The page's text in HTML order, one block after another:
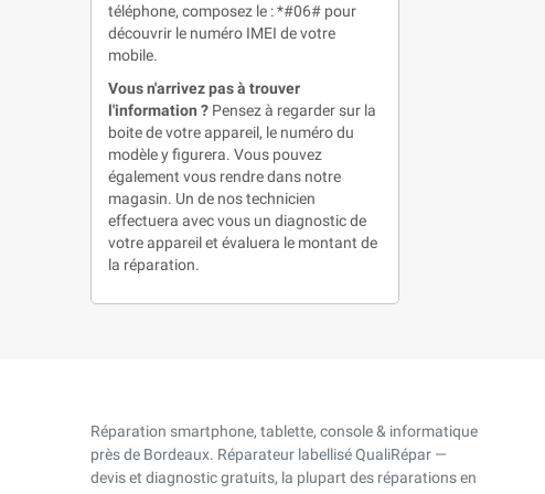
téléphone, composez le : *#06# pour
découvrir le numéro IMEI de votre
mobile.
Vous n'arrivez pas à trouver
l'information ? Pensez à regarder sur la
boite de votre appareil, le numéro du
modèle y figurera. Vous pouvez
également vous rendre dans notre
magasin. Un de nos technicien
effectuera avec vous un diagnostic de
votre appareil et évaluera le montant de
la réparation.
Réparation smartphone, tablette, console & informatique
près de Bordeaux. Réparateur labellisé QualiRépar —
devis et diagnostic gratuits, la plupart des réparations en